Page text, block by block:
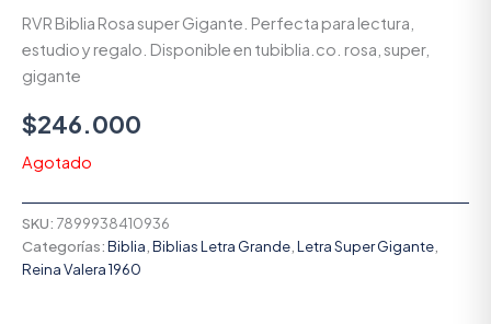
RVR Biblia Rosa super Gigante. Perfecta para lectura,
estudio y regalo. Disponible en tubiblia.co. rosa, super,
gigante
$246.000
Agotado
SKU: 7899938410936
Categorías:Biblia Biblias Letra Grande Letra Super Gigante
Reina Valera 1960